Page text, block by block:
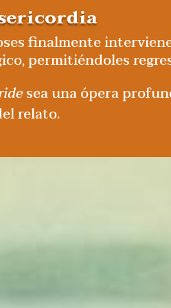
finalmente
permitiéndoles
sea una ópera
relato.